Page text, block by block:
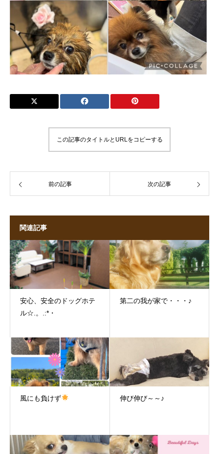
この記事のタイトルとURLをコピーする
前の記事 次の記事
関連記事
安心、安全のドッグホテ
ル☆.。.:*・
第二の我が家で・・・♪
風にも負けず 伸び伸び～～♪